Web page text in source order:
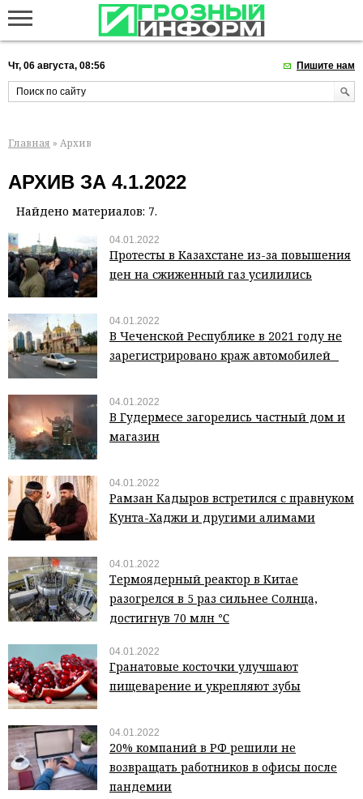
Чт, 06 августа, 08:56 Пишите нам
Главная » Архив
АРХИВ ЗА 4.1.2022
Найдено материалов: 7.
04.01.2022
Протесты в Казахстане из-за повышения
цен на сжиженный газ усилились
04.01.2022
В Чеченской Республике в 2021 году не
зарегистрировано краж автомобилей⠀
04.01.2022
В Гудермесе загорелись частный дом и
магазин
04.01.2022
Рамзан Кадыров встретился с правнуком
Кунта-Хаджи и другими алимами
04.01.2022
Термоядерный реактор в Китае
разогрелся в 5 раз сильнее Солнца,
достигнув 70 млн ℃
04.01.2022
Гранатовые косточки улучшают
пищеварение и укрепляют зубы
04.01.2022
20% компаний в РФ решили не
возвращать работников в офисы после
пандемии